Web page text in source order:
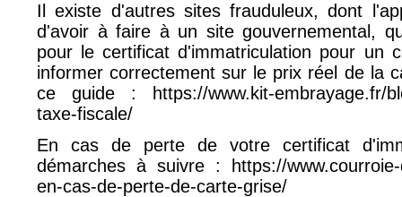
Il existe d'autres sites frauduleux, dont
d'avoir à faire à un site gouvernemental,
pour le certificat d'immatriculation pour un
informer correctement sur le prix réel de la
ce guide :
https://www.kit-embrayage.fr/
taxe-fiscale/
En cas de perte de votre certificat
démarches à suivre :
https://
en-cas-de-perte-de-carte-grise/